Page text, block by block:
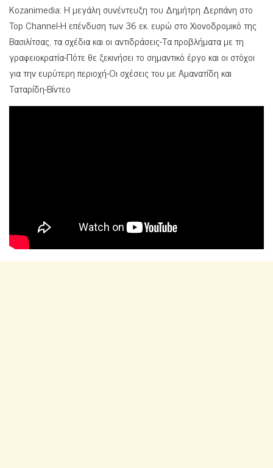
Kozanimedia: H μεγάλη συνέντευξη του Δημήτρη Δερπάνη στο
Top Channel-H επένδυση των 36 εκ. ευρώ στο Χιονοδρομικό της
Βασιλίτσας, τα σχέδια και οι αντιδράσεις-Τα προβλήματα με τη
γραφειοκρατία-Πότε θε ξεκινήσει το σημαντικό έργο και οι στόχοι
για την ευρύτερη περιοχή-Οι σχέσεις του με Αμανατίδη και
Ταταρίδη-Βίντεο